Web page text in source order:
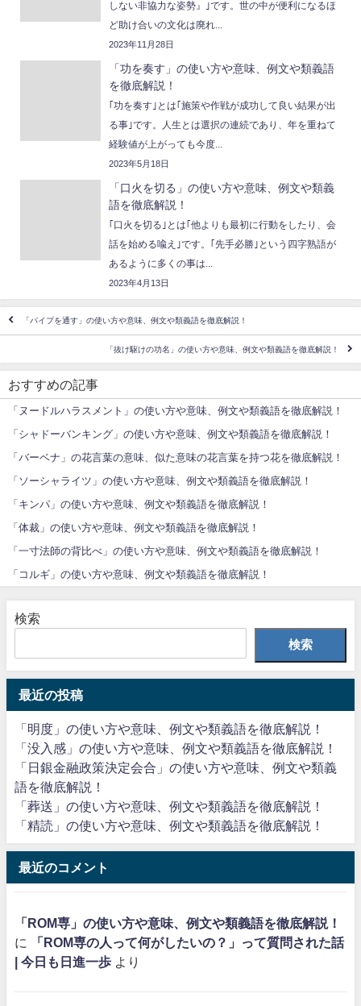
しない非協力な姿勢』｣です。世の中が便利になるほ
ど助け合いの文化は廃れ...
2023年11月28日
「功を奏す」の使い方や意味、例文や類義語
を徹底解説！
｢功を奏す｣とは｢施策や作戦が成功して良い結果が出
る事｣です。人生とは選択の連続であり、年を重ねて
経験値が上がっても今度...
2023年5月18日
「口火を切る」の使い方や意味、例文や類義
語を徹底解説！
｢口火を切る｣とは｢他よりも最初に行動をしたり、会
話を始める喩え｣です。｢先手必勝｣という四字熟語が
あるように多くの事は...
2023年4月13日
「パイプを通す」の使い方や意味、例文や類義語を徹底解説！
「抜け駆けの功名」の使い方や意味、例文や類義語を徹底解説！
おすすめの記事
「ヌードルハラスメント」の使い方や意味、例文や類義語を徹底解説！
「シャドーバンキング」の使い方や意味、例文や類義語を徹底解説！
「バーベナ」の花言葉の意味、似た意味の花言葉を持つ花を徹底解説！
「ソーシャライツ」の使い方や意味、例文や類義語を徹底解説！
「キンパ」の使い方や意味、例文や類義語を徹底解説！
「体裁」の使い方や意味、例文や類義語を徹底解説！
「一寸法師の背比べ」の使い方や意味、例文や類義語を徹底解説！
「コルギ」の使い方や意味、例文や類義語を徹底解説！
検索
検索
最近の投稿
「明度」の使い方や意味、例文や類義語を徹底解説！
「没入感」の使い方や意味、例文や類義語を徹底解説！
「日銀金融政策決定会合」の使い方や意味、例文や類義
語を徹底解説！
「葬送」の使い方や意味、例文や類義語を徹底解説！
「精読」の使い方や意味、例文や類義語を徹底解説！
最近のコメント
「ROM専」の使い方や意味、例文や類義語を徹底解説！
に
「ROM専の人って何がしたいの？」って質問された話
| 今日も日進一歩 より